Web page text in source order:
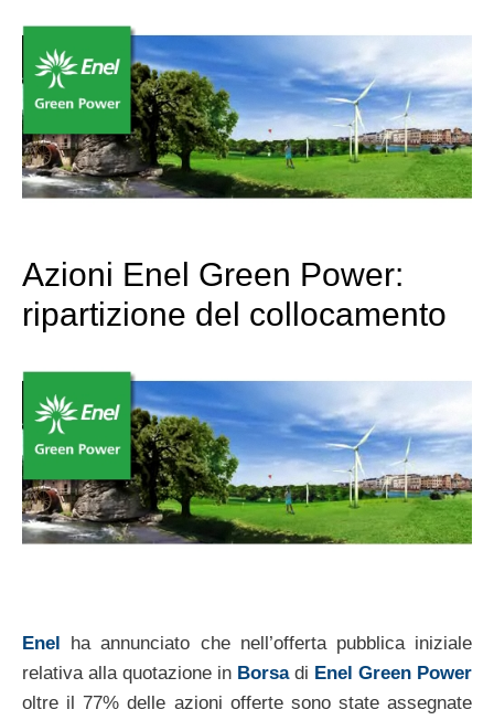
Azioni Enel Green Power:
ripartizione del collocamento
Enel
ha annunciato che nell’offerta pubblica iniziale
relativa alla quotazione in Borsadi Enel Green Power
oltre il 77% delle azioni offerte sono state assegnate